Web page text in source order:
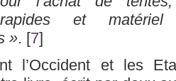
rapides et
». [7]
l’Occident et les